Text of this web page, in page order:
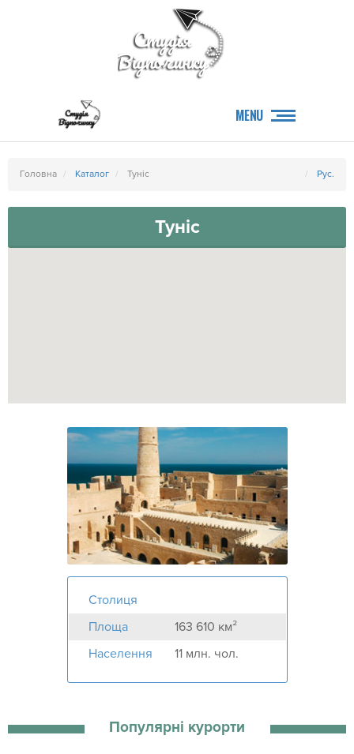
MENU
Головна Каталог Туніс Рус.
Туніс
Столиця
Площа
163 610 км²
Населення
11 млн. чол.
Популярні курорти